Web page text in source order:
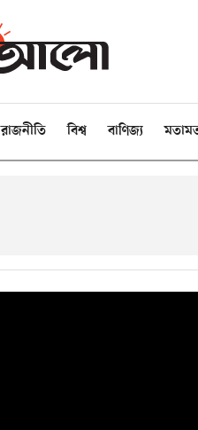
রাজনীতি বিশ্ব বাণিজ্য